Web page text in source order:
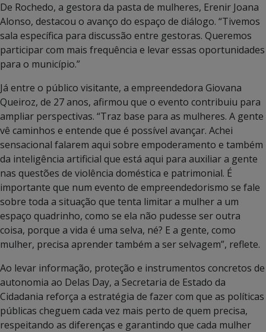
De Rochedo, a gestora da pasta de mulheres, Erenir Joana
Alonso, destacou o avanço do espaço de diálogo. “Tivemos
sala específica para discussão entre gestoras. Queremos
participar com mais frequência e levar essas oportunidades
para o município.”
Já entre o público visitante, a empreendedora Giovana
Queiroz, de 27 anos, afirmou que o evento contribuiu para
ampliar perspectivas. “Traz base para as mulheres. A gente
vê caminhos e entende que é possível avançar. Achei
sensacional falarem aqui sobre empoderamento e também
da inteligência artificial que está aqui para auxiliar a gente
nas questões de violência doméstica e patrimonial. É
importante que num evento de empreendedorismo se fale
sobre toda a situação que tenta limitar a mulher a um
espaço quadrinho, como se ela não pudesse ser outra
coisa, porque a vida é uma selva, né? E a gente, como
mulher, precisa aprender também a ser selvagem”, reflete.
Ao levar informação, proteção e instrumentos concretos de
autonomia ao Delas Day, a Secretaria de Estado da
Cidadania reforça a estratégia de fazer com que as políticas
públicas cheguem cada vez mais perto de quem precisa,
respeitando as diferenças e garantindo que cada mulher